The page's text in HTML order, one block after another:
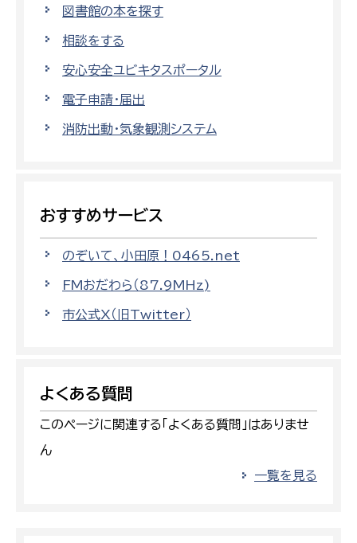
図書館の本を探す
相談をする
安心安全ユビキタスポータル
電子申請・届出
消防出動・気象観測システム
おすすめサービス
のぞいて、小田原！0465.net
FMおだわら（87.9MHz)
市公式X（旧Twitter）
よくある質問
このページに関連する「よくある質問」はありませ
ん
一覧を見る